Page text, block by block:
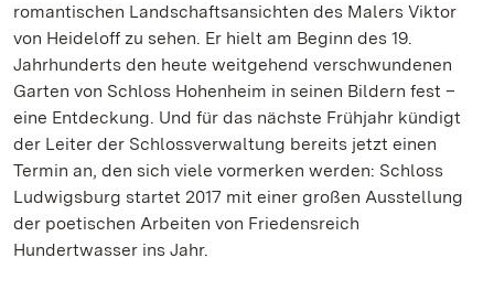
romantischen Landschaftsansichten des Malers Viktor
von Heideloff zu sehen. Er hielt am Beginn des 19.
Jahrhunderts den heute weitgehend verschwundenen
Garten von Schloss Hohenheim in seinen Bildern fest –
eine Entdeckung. Und für das nächste Frühjahr kündigt
der Leiter der Schlossverwaltung bereits jetzt einen
Termin an, den sich viele vormerken werden: Schloss
Ludwigsburg startet 2017 mit einer großen Ausstellung
der poetischen Arbeiten von Friedensreich
Hundertwasser ins Jahr.